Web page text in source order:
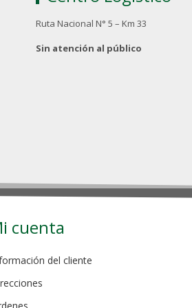
Ruta Nacional N° 5 – Km 33
Sin atención al público
cuenta
del cliente